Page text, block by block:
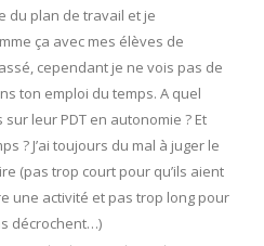
du plan de travail et je
ça avec mes élèves de
cependant je ne vois pas de
ton emploi du temps. A quel
leur PDT en autonomie ? Et
? J’ai toujours du mal à juger le
(pas trop court pour qu’ils aient
une activité et pas trop long pour
décrochent…)